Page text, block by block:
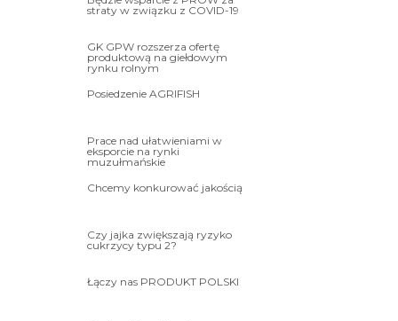
straty w związku z COVID-19
GK GPW rozszerza ofertę
produktową na giełdowym
rynku rolnym
Posiedzenie AGRIFISH
Prace nad ułatwieniami w
eksporcie na rynki
muzułmańskie
Chcemy konkurować jakością
Czy jajka zwiększają ryzyko
cukrzycy typu 2?
Łączy nas PRODUKT POLSKI